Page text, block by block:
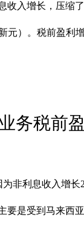
入增长，压缩
元）。税前盈
务税前
非利息收入增
要是受到马来